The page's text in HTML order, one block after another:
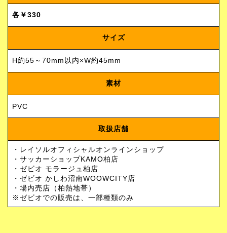
各￥330
サイズ
H約55～70mm以内×W約45mm
素材
PVC
取扱店舗
・レイソルオフィシャルオンラインショップ
・サッカーショップKAMO柏店
・ゼビオ モラージュ柏店
・ゼビオ かしわ沼南WOOWCITY店
・場内売店（柏熱地帯）
※ゼビオでの販売は、一部種類のみ